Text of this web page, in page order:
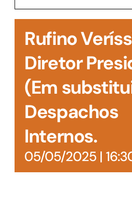
Rufino
Diretor
(Em
Despachos
Internos.
05/05/2025 |